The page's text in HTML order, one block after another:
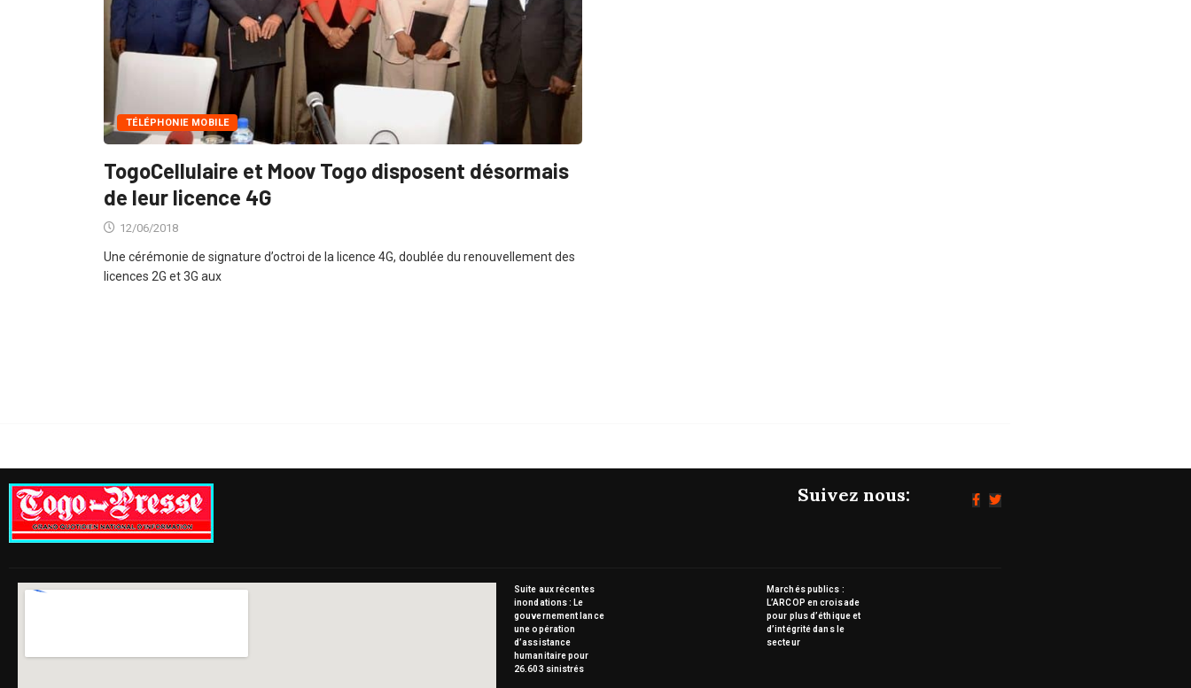
TÉLÉPHONIE MOBILE
TogoCellulaire et Moov Togo disposent désormais
de leur licence 4G
12/06/2018
Une cérémonie de signature d’octroi de la licence 4G, doublée du renouvellement des
licences 2G et 3G aux
Suivez nous:
Suite aux récentes
inondations : Le
gouvernement lance
une opération
d’assistance
humanitaire pour
26.603 sinistrés
Marchés publics :
L’ARCOP en croisade
pour plus d’éthique et
d’intégrité dans le
secteur